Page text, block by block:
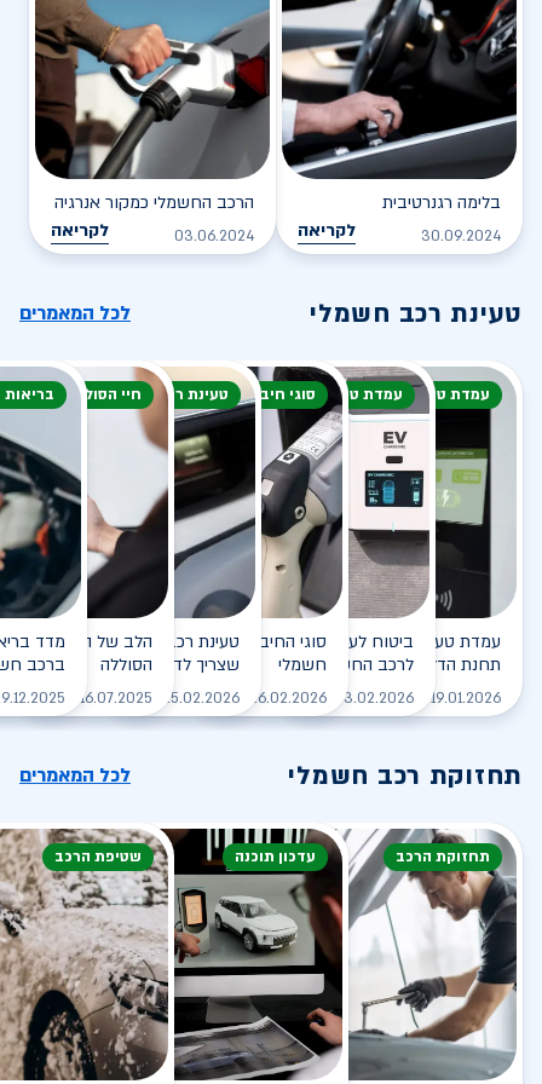
בלימה רגנרטיבית
30.09.2024 לקריאה
הרכב החשמלי כמקור אנרגיה
03.06.2024 לקריאה
טעינת רכב חשמלי לכל המאמרים
עמדת טעינה
עמדת טעינה - הסוף של
תחנת הדלק?
19.01.2026 לקריאה
עמדת טעינה
ביטוח לעמדת טעינה ביתית
לרכב החשמלי
03.02.2026 לקריאה
סוגי חיבור
סוגי החיבורים לטעינת רכב
חשמלי
26.02.2026 לקריאה
טעינת רכב חשמלי
טעינת רכב חשמלי - כל מה
שצריך לדעת
25.02.2026 לקריאה
חיי הסוללה
הלב של הרכב
הסוללה
16.07.2025
ברכב
תחזוקת רכב חשמלי לכל המאמרים
תחזוקת הרכב עדכון תוכנה שטיפת הרכב